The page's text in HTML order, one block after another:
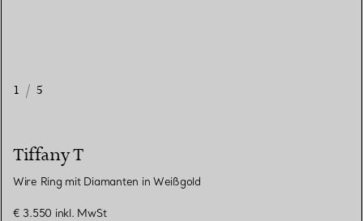
1 / 5
Tiffany T
Wire Ring mit Diamanten in Weißgold
€ 3.550 inkl. MwSt